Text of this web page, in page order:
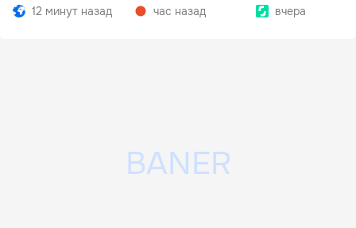
12 минут назад
час назад
вчера